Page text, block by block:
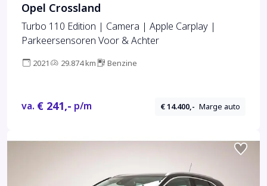
Opel Crossland
Turbo 110 Edition | Camera | Apple Carplay |
Parkeersensoren Voor & Achter
2021 29.874 km Benzine
va. € 241,- p/m € 14.400,- Marge auto